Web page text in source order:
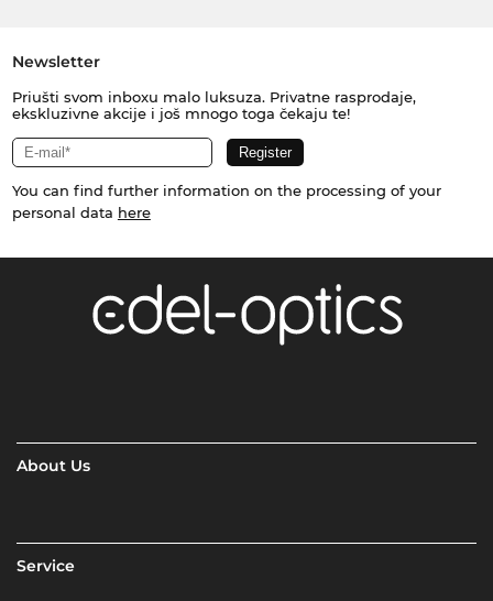
Newsletter
Priušti svom inboxu malo luksuza. Privatne rasprodaje,
ekskluzivne akcije i još mnogo toga čekaju te!
You can find further information on the processing of your
personal data here
About Us
Service